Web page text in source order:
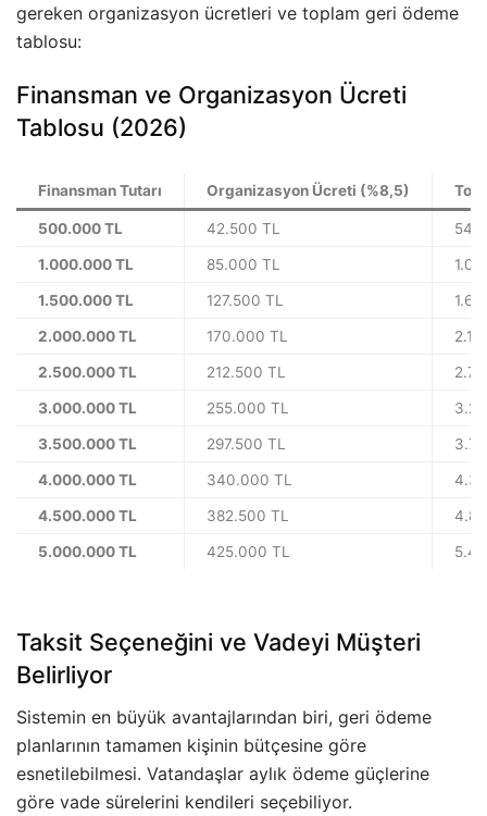
gereken organizasyon ücretleri ve toplam geri ödeme
tablosu:
Finansman ve Organizasyon Ücreti
Tablosu (2026)
Finansman Tutarı Organizasyon Ücreti (%8,5)
500.000 TL 42.500 TL
1.000.000 TL 85.000 TL
1.500.000 TL 127.500 TL
2.000.000 TL 170.000 TL
2.500.000 TL 212.500 TL
3.000.000 TL 255.000 TL
3.500.000 TL 297.500 TL
4.000.000 TL 340.000 TL
4.500.000 TL 382.500 TL
5.000.000 TL 425.000 TL
Taksit Seçeneğini ve Vadeyi Müşteri
Belirliyor
Sistemin en büyük avantajlarından biri, geri ödeme
planlarının tamamen kişinin bütçesine göre
esnetilebilmesi. Vatandaşlar aylık ödeme güçlerine
göre vade sürelerini kendileri seçebiliyor.